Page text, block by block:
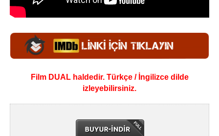
Film DUAL haldedir. Türkçe / İngilizce dilde
izleyebilirsiniz.